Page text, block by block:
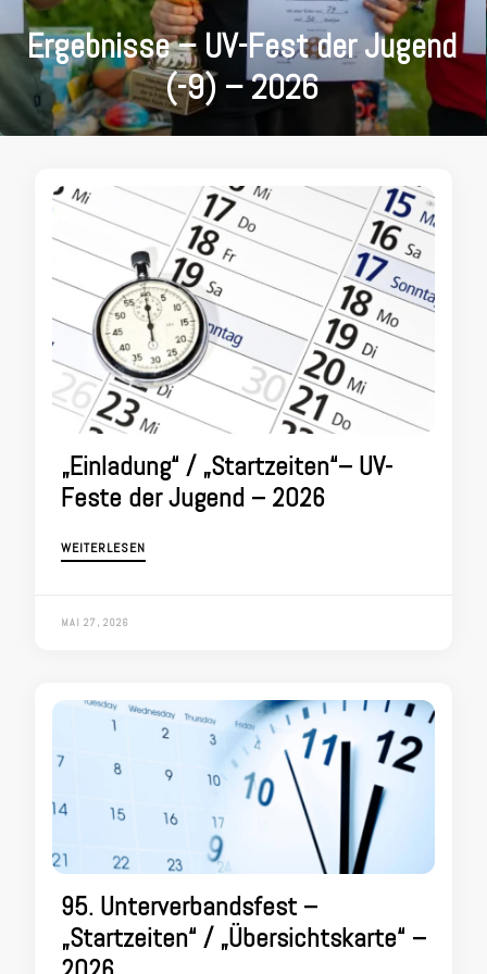
Ergebnisse – UV-Fest der Jugend
(-9) – 2026
„Einladung“ / „Startzeiten“– UV-
Feste der Jugend – 2026
WEITERLESEN
MAI 27, 2026
95. Unterverbandsfest –
„Startzeiten“ / „Übersichtskarte“ –